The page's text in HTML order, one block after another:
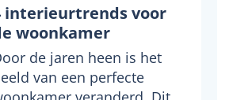
interieurtrends voor
woonkamer
de jaren heen is het
van een perfecte